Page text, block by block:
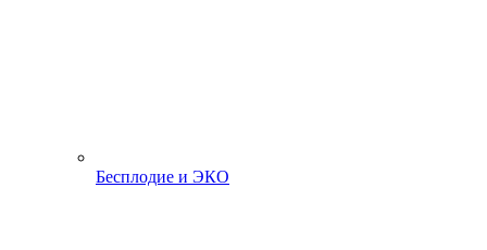
Бесплодие и ЭКО